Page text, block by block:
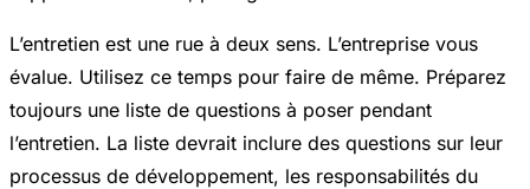
L’entretien est une rue à deux sens. L’entreprise vous
évalue. Utilisez ce temps pour faire de même. Préparez
toujours une liste de questions à poser pendant
l’entretien. La liste devrait inclure des questions sur leur
processus de développement, les responsabilités du